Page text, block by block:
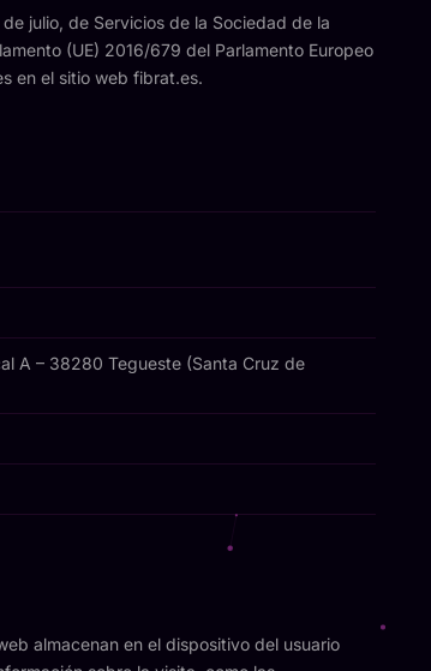
julio, de Servicios de la Sociedad de la
(UE) 2016/679 del Parlamento Europeo
en el sitio web fibrat.es.
A – 38280 Tegueste (Santa Cruz de
almacenan en el dispositivo del usuario